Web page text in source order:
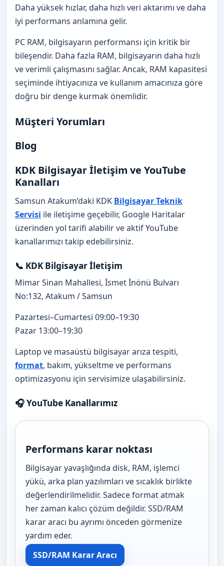
Daha yüksek hızlar, daha hızlı veri aktarımı ve daha
iyi performans anlamına gelir.
PC RAM, bilgisayarın performansı için kritik bir
bileşendir. Daha fazla RAM, bilgisayarın daha hızlı
ve verimli çalışmasını sağlar. Ancak, RAM kapasitesi
seçiminde ihtiyacınıza ve kullanım amacınıza göre
doğru bir denge kurmak önemlidir.
Müşteri Yorumları
Blog
KDK Bilgisayar İletişim ve YouTube
Kanalları
Samsun Atakum’daki KDK Bilgisayar Teknik
Servisi ile iletişime geçebilir, Google Haritalar
üzerinden yol tarifi alabilir ve aktif YouTube
kanallarımızı takip edebilirsiniz.
📞 KDK Bilgisayar İletişim
Mimar Sinan Mahallesi, İsmet İnönü Bulvarı
No:132, Atakum / Samsun
Pazartesi–Cumartesi 09:00–19:30
Pazar 13:00–19:30
Laptop ve masaüstü bilgisayar arıza tespiti,
format, bakım, yükseltme ve performans
optimizasyonu için servisimize ulaşabilirsiniz.
🎧 YouTube Kanallarımız
Performans karar noktası
Bilgisayar yavaşlığında disk, RAM, işlemci
yükü, arka plan yazılımları ve sıcaklık birlikte
değerlendirilmelidir. Sadece format atmak
her zaman kalıcı çözüm değildir. SSD/RAM
karar aracı bu ayrımı önceden görmenize
yardım eder.
SSD/RAM Karar Aracı